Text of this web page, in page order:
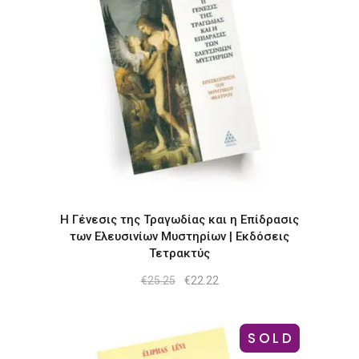
Η Γένεσις της Τραγωδίας και η Επίδρασις
των Ελευσινίων Μυστηρίων | Εκδόσεις
Τετρακτύς
€25.25
Original
€22.22Η
€22.22.
-19%
SOLD